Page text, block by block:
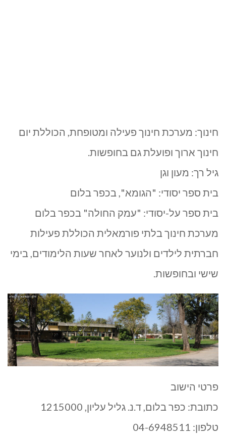
חינוך: מערכת חינוך פעילה ומטופחת, הכוללת יום
חינוך ארוך ופועלת גם בחופשות.
גיל רך: מעון וגן
בית ספר יסודי: "הגומא", בכפר בלום
בית ספר על-יסודי: "עמק החולה" בכפר בלום
מערכת חינוך בלתי פורמאלית הכוללת פעילות
חברתית לילדים ולנוער לאחר שעות הלימודים, בימי
שישי ובחופשות.
פרטי הישוב
כתובת: כפר בלום, ד.נ. גליל עליון, 1215000
טלפון: 04-6948511